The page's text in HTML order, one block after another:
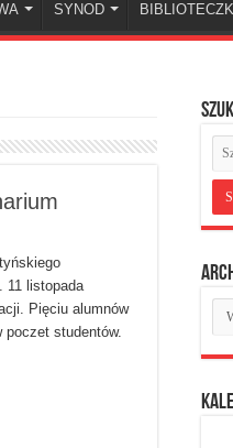
SYNOD
11 listopada
Pięciu alumnów
poczet studentów.